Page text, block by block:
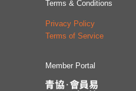
Terms & Conditions
Privacy Policy
Terms of Service
Member Portal